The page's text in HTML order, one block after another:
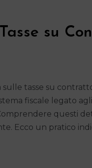
su
tasse su
fiscale legato
questi
Ecco un pratico